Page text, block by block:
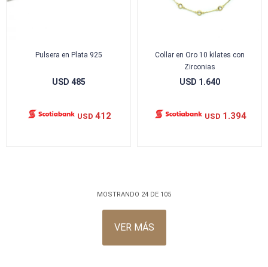
Pulsera en Plata 925
USD 485
USD 412
Collar en Oro 10 kilates con
Zirconias
USD 1.640
USD 1.394
MOSTRANDO 24 DE 105
VER MÁS